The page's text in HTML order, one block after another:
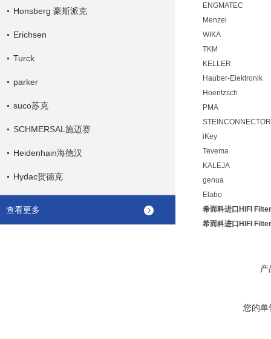
Honsberg 豪斯派克
Erichsen
Turck
parker
suco苏克
SCHMERSAL施迈赛
Heidenhain海德汉
Hydac贺德克
查看更多
ENGMATEC
Menzel
WIKA
TKM
KELLER
Hauber-Elektronik
Hoentzsch
PMA
STEINCONNECTOR
iKey
Tevema
KALEJA
genua
Elabo
希而科进口HIFI
希而科进口HIFI
产
您的单